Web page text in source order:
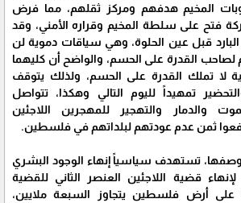
وبات المخيم هدفهم ومركز ثقلهم، مما فرض
فتح على سلطة المخيم وقراره الأمني، وقد
قبل عين الحلوة، وهي سياقات دموية لن
القدرة على الحسم، والواضح أن كليهما
لا تملك القدرة على الحسم، ولذلك يتوقف
تمهيداً لليوم التالي وهكذا، تتواصل
والدمار والتهجير للمهجرين اللاجئين
ثمن عدم عودتهم لبلداتهم في فلسطين.
تستهدف سياسياً إنهاء الوجود البشري
قضية اللاجئين العنصر الثاني للقضية
على أرض فلسطين يتجاوز السبعة ملايين،